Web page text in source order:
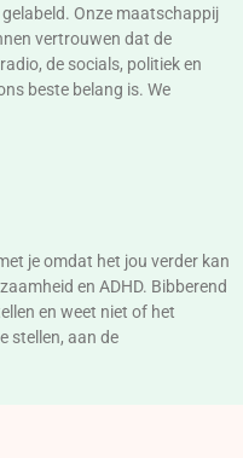
Onze maatschappij
vertrouwen dat de
de socials, politiek en
beste belang is. We
je omdat het jou verder kan
en ADHD. Bibberend
en weet niet of het
stellen, aan de